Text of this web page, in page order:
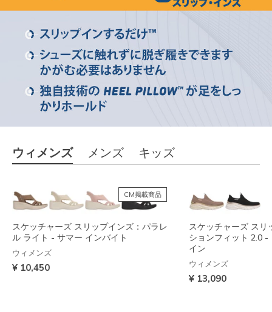
ウィメンズ メンズ キッズ
CM掲載商品
スケッチャーズ スリップインズ：パラレ
ル ライト - サマー インバイト
ウィメンズ
¥ 10,450
スケッチャーズ スリ
ションフィット 2.0 -
イン
ウィメンズ
¥ 13,090